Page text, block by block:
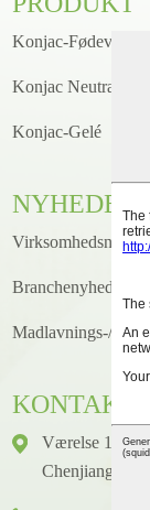
Konjac-Fødevarer
Konjac Neutral/
Konjac-Gelé
NYHEDER
Branchenyheder
Madlavnings-/
KONTAKTE
Værelse 1416,
Chenjiang